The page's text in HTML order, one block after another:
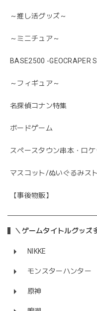
～推し活グッズ～
～ミニチュア～
BASE2500 -GEOCRAPER
～フィギュア～
名探偵コナン特集
ボードゲーム
スペースタウン串本・ロ
マスコット/ぬいぐるみス
【事後物販】
＼ゲームタイトルグッズ
NIKKE
モンスターハンター
原神